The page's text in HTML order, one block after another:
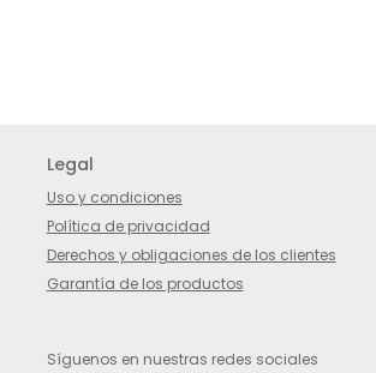
Legal
Uso y condiciones
Política de privacidad
Derechos y obligaciones de los clientes
Garantía de los productos
Síguenos en nuestras redes sociales